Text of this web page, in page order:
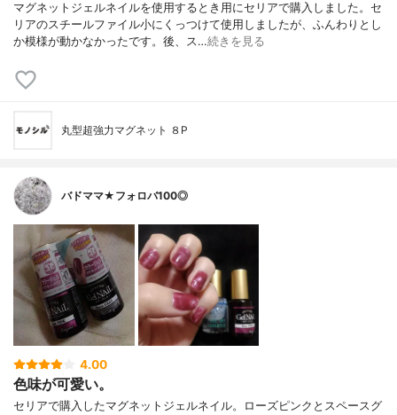
マグネットジェルネイルを使用するとき用にセリアで購入しました。セ
リアのスチールファイル小にくっつけて使用しましたが、ふんわりとし
か模様が動かなかったです。後、ス…続きを見る
丸型超強力マグネット ８P
バドママ★フォロバ100◎
4.00
色味が可愛い。
セリアで購入したマグネットジェルネイル。ローズピンクとスペースグ